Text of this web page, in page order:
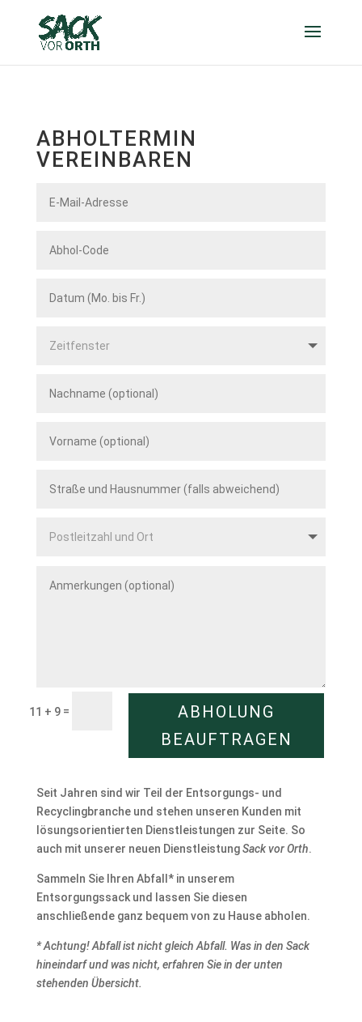
ABHOLTERMIN
VEREINBAREN
11 + 9 =
ABHOLUNG
BEAUFTRAGEN
Seit Jahren sind wir Teil der Entsorgungs- und
Recyclingbranche und stehen unseren Kunden mit
lösungsorientierten Dienstleistungen zur Seite. So
auch mit unserer neuen DienstleistungSack vor Orth.
Sammeln Sie Ihren Abfall* in unserem
Entsorgungssack und lassen Sie diesen
anschließende ganz bequem von zu Hause abholen.
* Achtung! Abfall ist nicht gleich Abfall. Was in den Sack
hineindarf und was nicht, erfahren Sie in der unten
stehenden Übersicht.